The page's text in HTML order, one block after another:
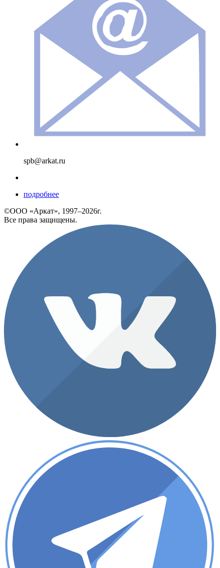
spb@arkat.ru
подробнее
©ООО «Аркат», 1997–2026г.
Все права защищены.